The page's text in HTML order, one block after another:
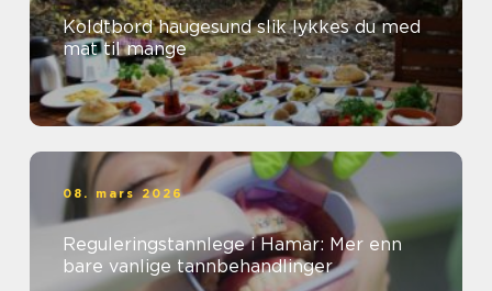
Koldtbord haugesund slik lykkes du med
mat til mange
08. mars 2026
Reguleringstannlege i Hamar: Mer enn
bare vanlige tannbehandlinger